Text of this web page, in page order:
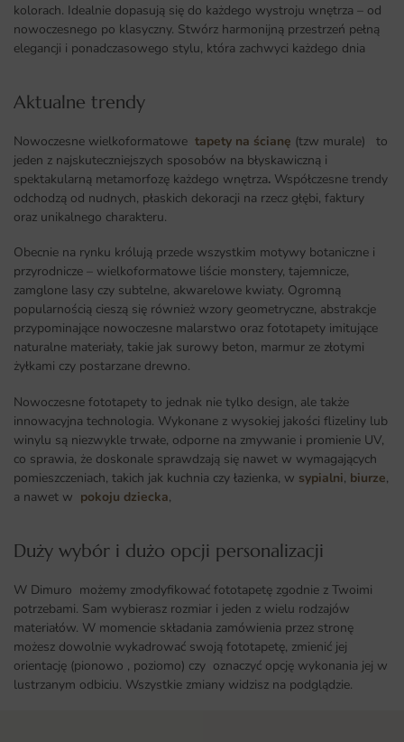
kolorach. Idealnie dopasują się do każdego wystroju wnętrza – od
nowoczesnego po klasyczny. Stwórz harmonijną przestrzeń pełną
elegancji i ponadczasowego stylu, która zachwyci każdego dnia
Aktualne trendy​
Nowoczesne wielkoformatowe tapety na ścianę (tzw murale) to
jeden z najskuteczniejszych sposobów na błyskawiczną i
spektakularną metamorfozę każdego wnętrza. Współczesne trendy
odchodzą od nudnych, płaskich dekoracji na rzecz głębi, faktury
oraz unikalnego charakteru.
Obecnie na rynku królują przede wszystkim motywy botaniczne i
przyrodnicze – wielkoformatowe liście monstery, tajemnicze,
zamglone lasy czy subtelne, akwarelowe kwiaty. Ogromną
popularnością cieszą się również wzory geometryczne, abstrakcje
przypominające nowoczesne malarstwo oraz fototapety imitujące
naturalne materiały, takie jak surowy beton, marmur ze złotymi
żyłkami czy postarzane drewno.
Nowoczesne fototapety to jednak nie tylko design, ale także
innowacyjna technologia. Wykonane z wysokiej jakości flizeliny lub
winylu są niezwykle trwałe, odporne na zmywanie i promienie UV,
co sprawia, że doskonale sprawdzają się nawet w wymagających
pomieszczeniach, takich jak kuchnia czy łazienka, w sypialni, biurze,
a nawet w pokoju dziecka,
Duży wybór i dużo opcji personalizacji ​
W Dimuro możemy zmodyfikować fototapetę zgodnie z Twoimi
potrzebami. Sam wybierasz rozmiar i jeden z wielu rodzajów
materiałów. W momencie składania zamówienia przez stronę
możesz dowolnie wykadrować swoją fototapetę, zmienić jej
orientację (pionowo , poziomo) czy oznaczyć opcję wykonania jej w
lustrzanym odbiciu. Wszystkie zmiany widzisz na podglądzie.